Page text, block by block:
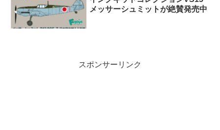
メッサーシュミットが絶賛発売中
スポンサーリンク